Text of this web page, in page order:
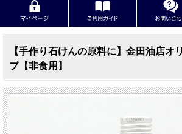
【手作り石けんの原料に】金田油店オ
プ【非食用】